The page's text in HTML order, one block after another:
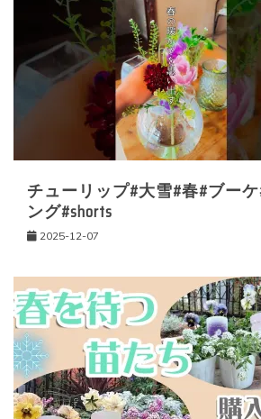
ン
チューリップ#大雪#春#ブー
ング#shorts
2025-12-07